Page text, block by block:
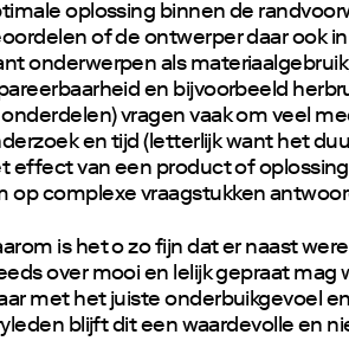
oplossing binnen de
of de ontwerper daar ook
onderwerpen als
en bijvoorbeeld
vragen vaak om veel
en tijd (letterlijk want het
effect van een product of
op complexe vraagstukken
is het o zo fijn dat er naast
over mooi en lelijk gepraat mag
met het juiste onderbuikgevoel
blijft dit een waardevolle en